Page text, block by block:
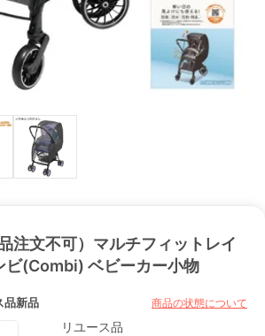
注文不可）マルチフィットレイ
ビ(Combi) ベビーカー小物
品新品 商品の状態について
リユース品